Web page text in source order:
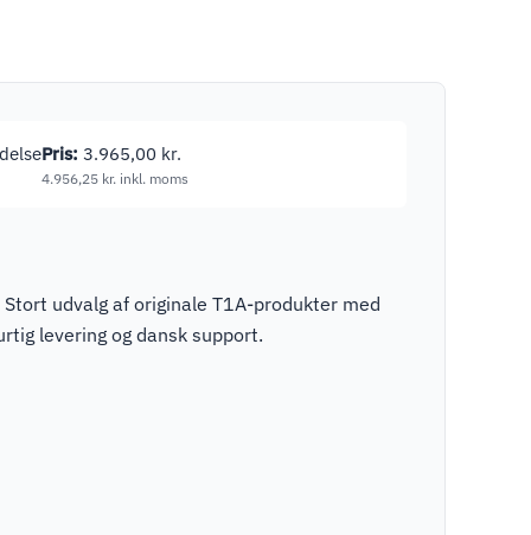
Pris: 3.965,00 kr.
4.956,25 kr. inkl. moms
udvalg af originale T1A-produkter med
levering og dansk support.